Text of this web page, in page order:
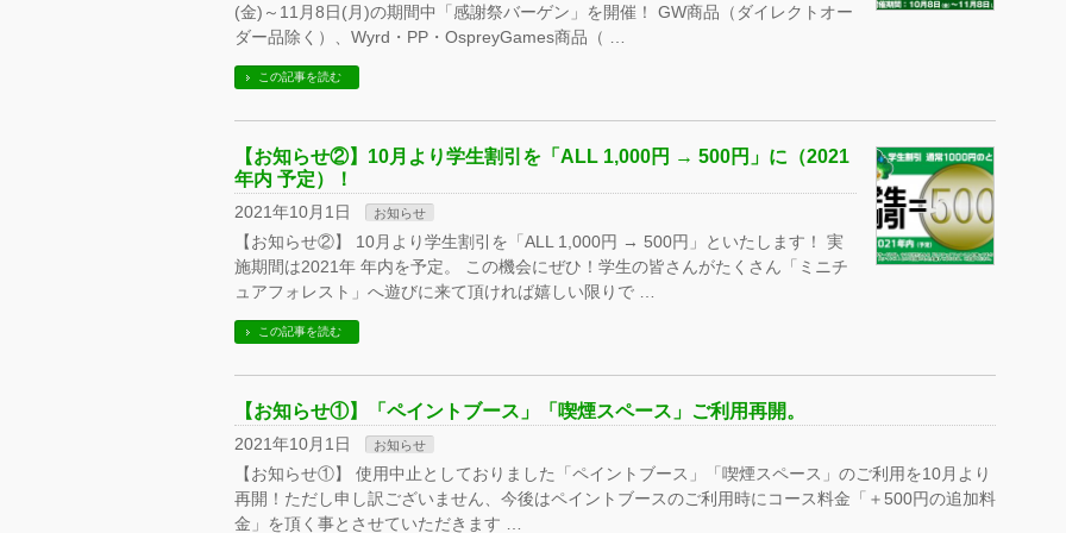
(金)～11月8日(月)の期間中「感謝祭バーゲン」を開催！ GW商品（ダイレクトオー
ダー品除く）、Wyrd・PP・OspreyGames商品（ …
この記事を読む
【お知らせ②】10月より学生割引を「ALL 1,000円 → 500円」に（2021
年内 予定）！
2021年10月1日 お知らせ
【お知らせ②】 10月より学生割引を「ALL 1,000円 → 500円」といたします！ 実
施期間は2021年 年内を予定。 この機会にぜひ！学生の皆さんがたくさん「ミニチ
ュアフォレスト」へ遊びに来て頂ければ嬉しい限りで …
この記事を読む
【お知らせ①】「ペイントブース」「喫煙スペース」ご利用再開。
2021年10月1日 お知らせ
【お知らせ①】 使用中止としておりました「ペイントブース」「喫煙スペース」のご利用を10月より
再開！ただし申し訳ございません、今後はペイントブースのご利用時にコース料金「＋500円の追加料
金」を頂く事とさせていただきます …